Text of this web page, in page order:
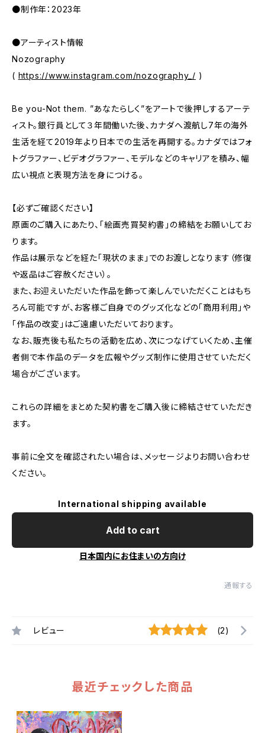
●制作年：2023年
●アーティスト情報
Nozography
( https://www.instagram.com/nozography_/ )
Be you-Not them. ”あなたらしく”をアートで後押しするアーテ
ィスト。銀行員として３年間働いた後、カナダへ渡航し7年の海外
生活を経て2019年より日本での生活を再開する。カナダではフォ
トグラファー、ビデオグラファー、モデルなどのキャリアを積み、幅
広い視点と表現方法を身につける。
【必ずご確認ください】
原画のご購入にあたり、「絵画売買契約書」の締結をお願いしてお
ります。
作品は展示などを経た「現状のまま」でのお渡しとなります（修復
や返品はご容赦ください）。
また、お迎えいただいた作品を飾って楽しんでいただくことはもち
ろん可能ですが、お客様ご自身でのグッズ化などの「商用利用」や
「作品の改変」はご遠慮いただいております。
なお、販売後も私たちの活動を広め、次につなげていくため、主催
者側で本作品のデータを広報やグッズ制作に使用させていただく
場合がございます。
これらの詳細をまとめた契約書をご購入後に締結させていただき
ます。
事前に全文を確認されたい場合は、メッセージよりお問い合わせ
ください。
International shipping available
Add to cart
日本国内にお住まいの方向け
通報する
レビュー (2)
最近チェックした商品